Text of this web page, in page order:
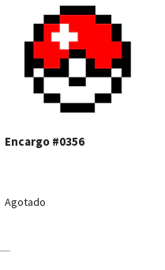
Encargo #0356
Agotado